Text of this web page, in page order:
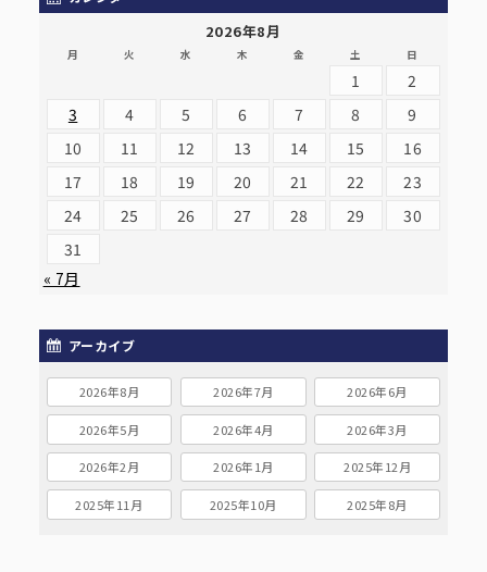
2026年8月
月 火 水 木 金 土 日
1
2
3
4 5 6 7 8
9
10
11 12 13 14 15
16
17
18 19 20 21 22
23
24
25 26 27 28 29
30
31
« 7月
アーカイブ
2026年8月 2026年7月 2026年6月
2026年5月 2026年4月 2026年3月
2026年2月 2026年1月 2025年12月
2025年11月 2025年10月 2025年8月